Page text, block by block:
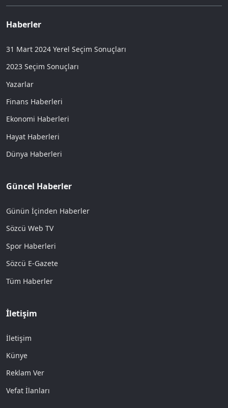
Haberler
31 Mart 2024 Yerel Seçim Sonuçları
2023 Seçim Sonuçları
Yazarlar
Finans Haberleri
Ekonomi Haberleri
Hayat Haberleri
Dünya Haberleri
Güncel Haberler
Günün İçinden Haberler
Sözcü Web TV
Spor Haberleri
Sözcü E-Gazete
Tüm Haberler
İletişim
İletişim
Künye
Reklam Ver
Vefat İlanları